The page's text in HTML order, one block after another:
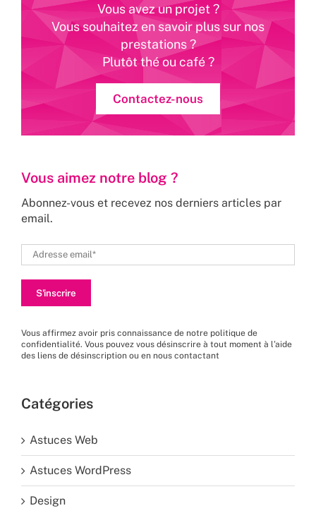
Vous avez un projet ?
Vous souhaitez en savoir plus sur nos
prestations ?
Plutôt thé ou café ?
Contactez-nous
Vous aimez notre blog ?
Abonnez-vous et recevez nos derniers articles par
email.
Vous affirmez avoir pris connaissance de notre politique de
confidentialité. Vous pouvez vous désinscrire à tout moment à l’aide
des liens de désinscription ou en nous contactant
Catégories
Astuces Web
Astuces WordPress
Design